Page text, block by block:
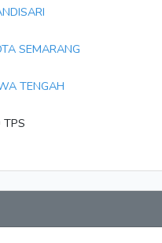
SEMARANG
TENGAH
TPS